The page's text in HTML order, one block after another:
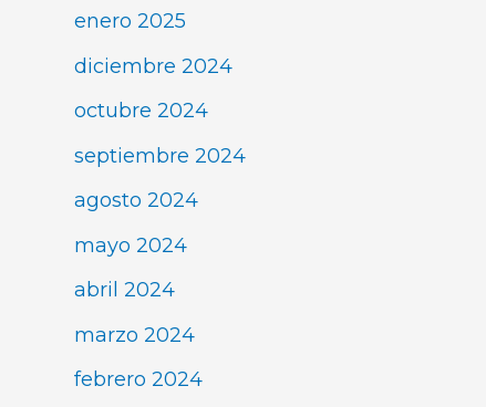
enero 2025
diciembre 2024
octubre 2024
septiembre 2024
agosto 2024
mayo 2024
abril 2024
marzo 2024
febrero 2024